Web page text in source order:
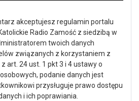
akceptujesz regulamin portalu
Radio Zamość z siedzibą w
twoich danych
związanych z korzystaniem z
art. 24 ust. 1 pkt 3 i 4 ustawy o
podanie danych jest
przysługuje prawo dostępu
i ich poprawiania.